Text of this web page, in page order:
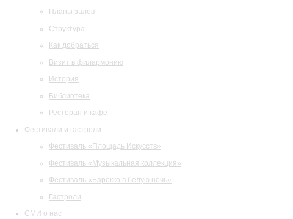
Планы залов
Структура
Как добраться
Визит в филармонию
История
Библиотека
Ресторан и кафе
Фестивали и гастроли
Фестиваль «Площадь Искусств»
Фестиваль «Музыкальная коллекция»
Фестиваль «Барокко в белую ночь»
Гастроли
СМИ о нас